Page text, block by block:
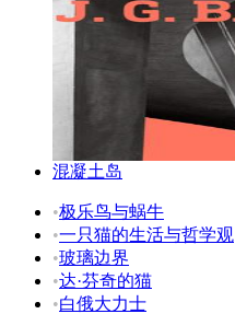
混凝土岛
•极乐鸟与蜗牛
•一只猫的生活与哲学观
•玻璃边界
•达·芬奇的猫
•白俄大力士